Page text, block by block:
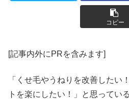
コピー
[記事内外にPRを含みます]
「くせ毛やうねりを改善したい
トを楽にしたい！」と思ってい